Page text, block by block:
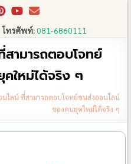
โทรศัพท์:081-6860111
ามารถตอบโจทย์
ใหม่ได้จริง ๆ
ไลน์ ที่สามารถตอบโจทย์ขนส่งออนไลน์
ของคนยุคใหม่ได้จริง ๆ